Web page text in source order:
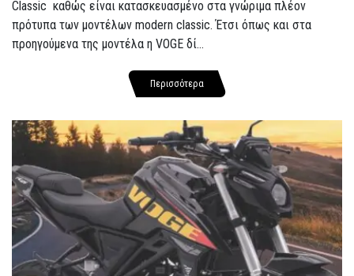
Classic καθώς είναι κατασκευασμένο στα γνώριμα πλέον
πρότυπα των μοντέλων modern classic. Έτσι όπως και στα
προηγούμενα της μοντέλα η VOGE δί...
Περισσότερα